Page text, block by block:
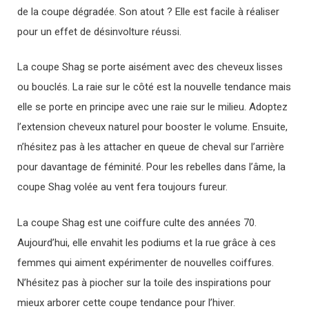
de la coupe dégradée. Son atout ? Elle est facile à réaliser
pour un effet de désinvolture réussi.
La coupe Shag se porte aisément avec des cheveux lisses
ou bouclés. La raie sur le côté est la nouvelle tendance mais
elle se porte en principe avec une raie sur le milieu. Adoptez
l’extension cheveux naturel pour booster le volume. Ensuite,
n’hésitez pas à les attacher en queue de cheval sur l’arrière
pour davantage de féminité. Pour les rebelles dans l’âme, la
coupe Shag volée au vent fera toujours fureur.
La coupe Shag est une coiffure culte des années 70.
Aujourd’hui, elle envahit les podiums et la rue grâce à ces
femmes qui aiment expérimenter de nouvelles coiffures.
N’hésitez pas à piocher sur la toile des inspirations pour
mieux arborer cette coupe tendance pour l’hiver.